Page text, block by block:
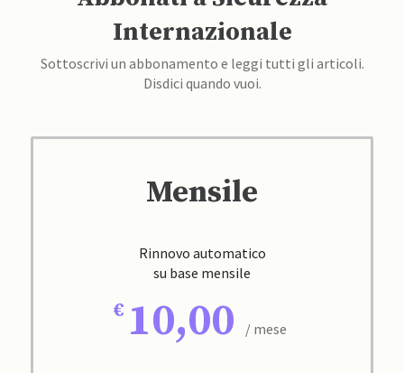
Internazionale
Sottoscrivi un abbonamento e leggi tutti gli articoli.
Disdici quando vuoi.
Mensile
Rinnovo automatico
su base mensile
10,00 / mese